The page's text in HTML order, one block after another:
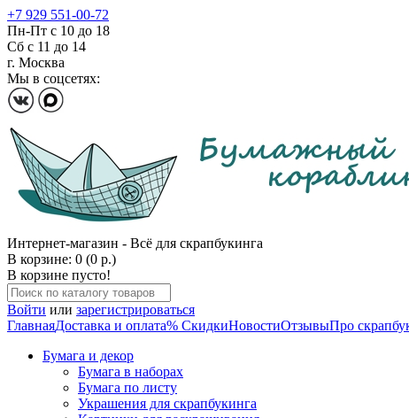
+7 929 551-00-72
Пн-Пт с 10 до 18
Сб с 11 до 14
г. Москва
Мы в соцсетях:
Интернет-магазин - Всё для скрапбукинга
В корзине: 0 (0 р.)
В корзине пусто!
Войти или зарегистрироваться
ГлавнаяДоставка и оплата% СкидкиНовостиОтзывыПро
Бумага и декор
Бумага в наборах
Бумага по листу
Украшения для скрапбукинга